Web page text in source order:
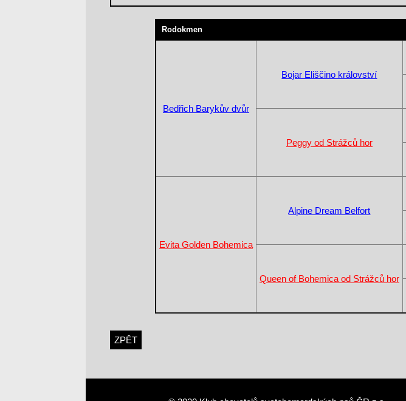
Rodokmen
Bedřich Barykův dvůr
Bojar Eliščino království
Peggy od Strážců hor
Evita Golden Bohemica
Alpine Dream Belfort
Queen of Bohemica od Strážců hor
ZPĚT